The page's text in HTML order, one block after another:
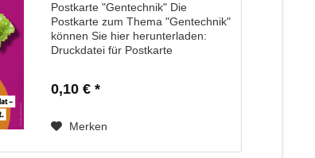
Postkarte "Gentechnik" Die
Postkarte zum Thema "Gentechnik"
können Sie hier herunterladen:
Druckdatei für Postkarte
0,10 € *
Merken